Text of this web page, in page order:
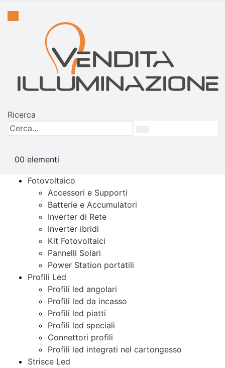
Ricerca
00 elementi
Fotovoltaico
Accessori e Supporti
Batterie e Accumulatori
Inverter di Rete
Inverter ibridi
Kit Fotovoltaici
Pannelli Solari
Power Station portatili
Profili Led
Profili led angolari
Profili led da incasso
Profili led piatti
Profili led speciali
Connettori profili
Profili led integrati nel cartongesso
Strisce Led